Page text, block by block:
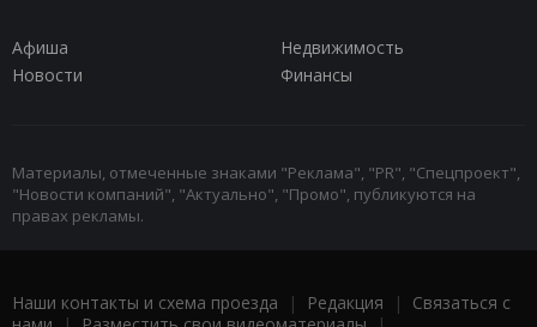
Афиша
Недвижимость
Новости
Финансы
Материалы, отмеченные знаками "Реклама", "PR", "Спецпроект",
"Новости компаний", "Актуально", "Промо", публикуются на
правах рекламы.
Наши контакты и схема проезда | Редакция | Связаться с